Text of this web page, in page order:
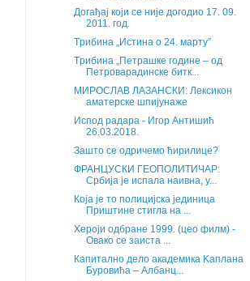
Догађај који се није догодио 17. 09.
2011. год.
Tрибина „Истина о 24. марту”
Tрибина „Петрашке године – од
Петроварадинске битк...
МИРОСЛАВ ЛАЗАНСКИ: Лексикон
аматерске шпијунаже
Испод радара - Игор Антишић
26.03.2018.
Зашто се одричемо ћирилице?
ФРАНЦУСКИ ГЕОПОЛИТИЧАР:
Србија је испала наивна, у...
Која је то полицијска јединица
Приштине стигла на ...
Хероји одбране 1999. (цео филм) -
Овако се заиста ...
Капитално дело академика Kаплана
Буровића – Албанц...